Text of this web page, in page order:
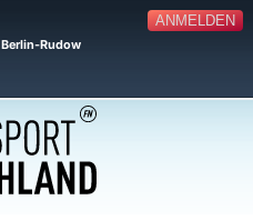
ANMELDEN
Berlin-Rudow